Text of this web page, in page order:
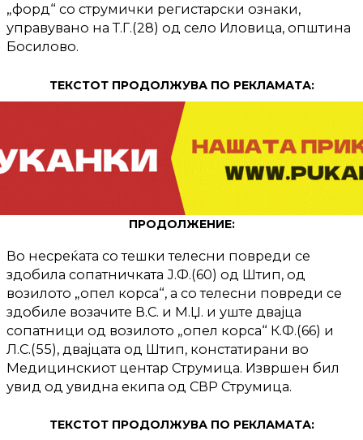
„форд“ со струмички регистарски ознаки,
управувано на Т.Г.(28) од село Иловица, општина
Босилово.
ТЕКСТОТ ПРОДОЛЖУВА ПО РЕКЛАМАТА:
ПРОДОЛЖЕНИЕ:
Во несреќата со тешки телесни повреди се
здобила сопатничката Ј.Ф.(60) од Штип, од
возилото „опел корса“, а со телесни повреди се
здобиле возачите В.С. и М.Џ. и уште двајца
сопатници од возилото „опел корса“ К.Ф.(66) и
Л.С.(55), двајцата од Штип, констатирани во
Медицинскиот центар Струмица. Извршен бил
увид од увидна екипа од СВР Струмица.
ТЕКСТОТ ПРОДОЛЖУВА ПО РЕКЛАМАТА: